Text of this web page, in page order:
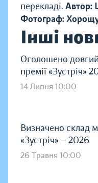
перекладі. Автор:
Фотограф:
Інші
Оголошено довгий
премії «Зустріч»
14 Липня 10:00
Визначено склад
«Зустріч» — 2026
26 Травня 10:00